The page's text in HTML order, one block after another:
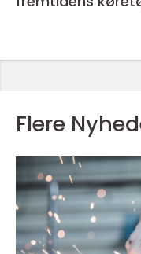
Flere